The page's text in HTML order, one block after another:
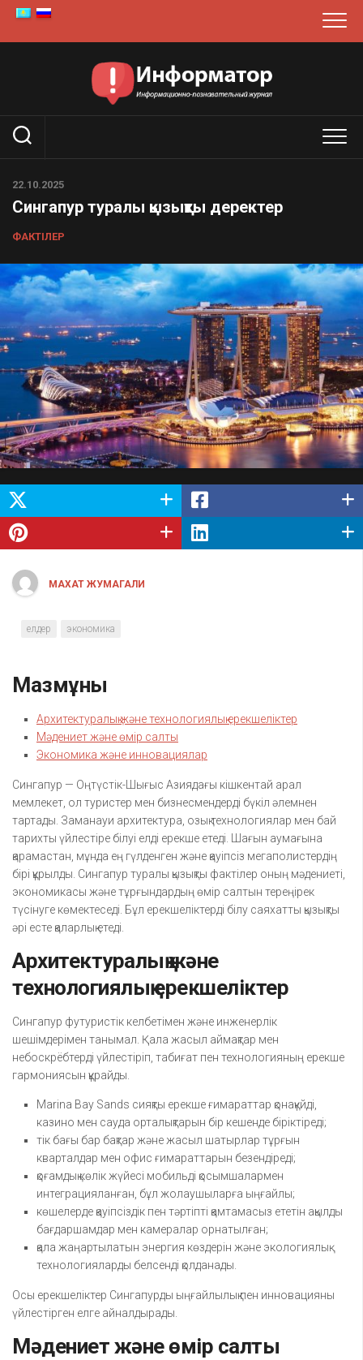
Skip
content
22.10.2025
Сингапур туралы қызықты деректер
ФАКТІЛЕР
МАХАТ ЖУМАГАЛИ
елдер экономика
Мазмұны
Архитектуралық және технологиялық ерекшеліктер
Мәдениет және өмір салты
Экономика және инновациялар
Сингапур — Оңтүстік-Шығыс Азиядағы кішкентай арал
мемлекет, ол туристер мен бизнесмендерді бүкіл әлемнен
тартады. Заманауи архитектура, озық технологиялар мен бай
тарихты үйлестіре білуі елді ерекше етеді. Шағын аумағына
қарамастан, мұнда ең гүлденген және қауіпсіз мегаполистердің
бірі құрылды. Сингапур туралы қызықты фактілер оның мәдениеті,
экономикасы және тұрғындардың өмір салтын тереңірек
түсінуге көмектеседі. Бұл ерекшеліктерді білу саяхатты қызықты
әрі есте қаларлық етеді.
Архитектуралық және
технологиялық ерекшеліктер
Сингапур футуристік келбетімен және инженерлік
шешімдерімен танымал. Қала жасыл аймақтар мен
небоскрёбтерді үйлестіріп, табиғат пен технологияның ерекше
гармониясын құрайды.
Marina Bay Sands сияқты ерекше ғимараттар қонақүйді,
казино мен сауда орталықтарын бір кешенде біріктіреді;
тік бағы бар бақтар және жасыл шатырлар тұрғын
кварталдар мен офис ғимараттарын безендіреді;
қоғамдық көлік жүйесі мобильді қосымшалармен
интеграцияланған, бұл жолаушыларға ыңғайлы;
көшелерде қауіпсіздік пен тәртіпті қамтамасыз ететін ақылды
бағдаршамдар мен камералар орнатылған;
қала жаңартылатын энергия көздерін және экологиялық
технологияларды белсенді қолданады.
Осы ерекшеліктер Сингапурды ыңғайлылық пен инновацияны
үйлестірген елге айналдырады.
Мәдениет және өмір салты